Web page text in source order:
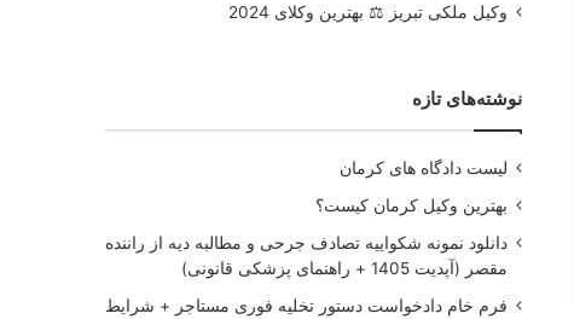
وکیل ملکی تبریز ⚖️ بهترین وکلای 2024
نوشته‌های تازه
لیست دادگاه های کرمان
بهترین وکیل کرمان کیست؟
دانلود نمونه شکواییه تصادف جرحی و مطالبه دیه از راننده
مقصر (آپدیت 1405 + راهنمای پزشکی قانونی)
فرم خام دادخواست دستور تخلیه فوری مستاجر + شرایط